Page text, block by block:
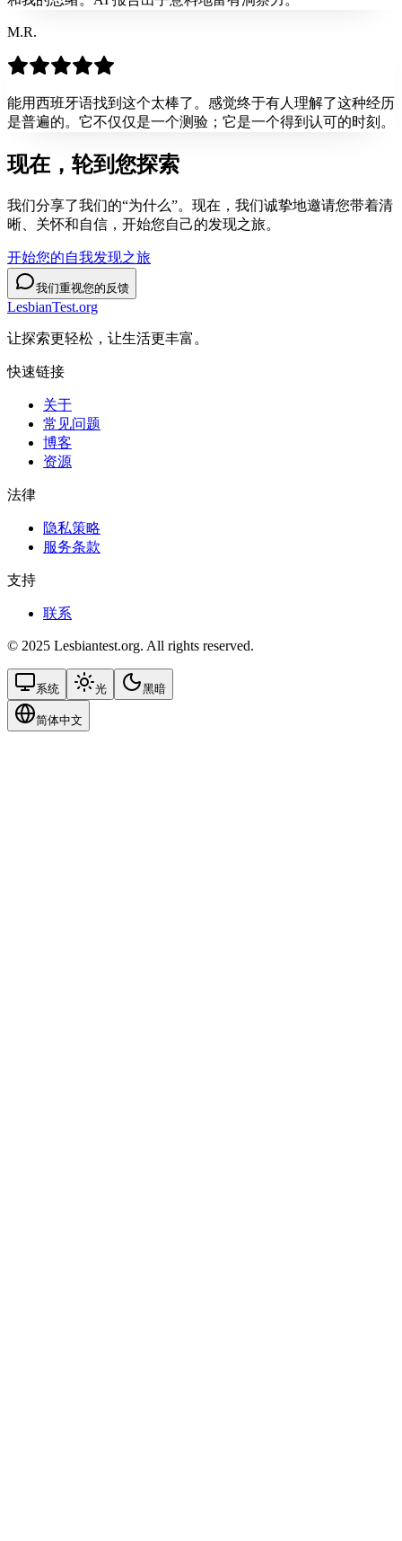
M.R.
能用西班牙语找到这个太棒了。感觉终于有人理解了这种经历
是普遍的。它不仅仅是一个测验；它是一个得到认可的时刻。
现在，轮到您探索
我们分享了我们的“为什么”。现在，我们诚挚地邀请您带着清
晰、关怀和自信，开始您自己的发现之旅。
开始您的自我发现之旅
我们重视您的反馈
LesbianTest.org
让探索更轻松，让生活更丰富。
快速链接
关于
常见问题
博客
资源
法律
隐私策略
服务条款
支持
联系
© 2025 Lesbiantest.org. All rights reserved.
系统 光 黑暗
简体中文